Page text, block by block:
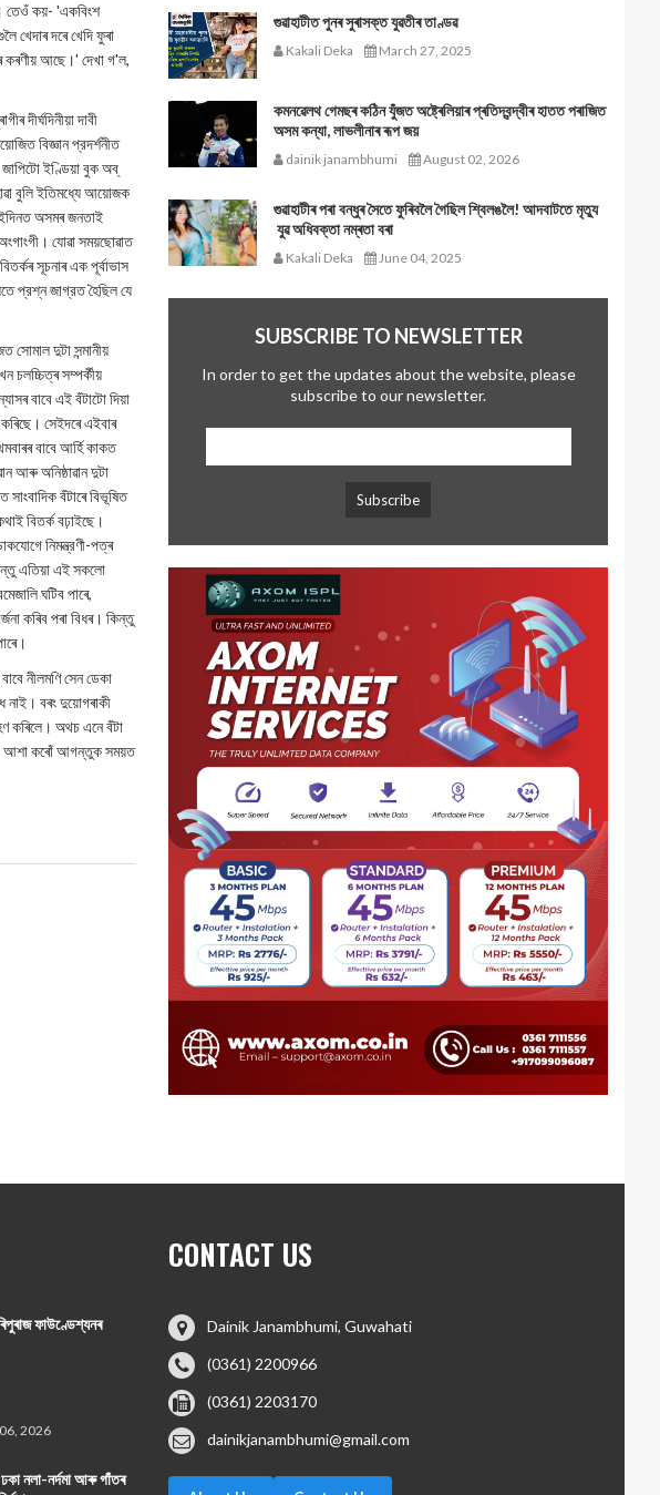
তেওঁ কয়- 'একবিংশ
খেদাৰ দৰে খেদি ফুৰা
কৰণীয় আছে।' দেখা গ'ল,
দীর্ঘদিনীয়া দাবী
বিজ্ঞান প্রদর্শনীত
জাপিটো ইণ্ডিয়া বুক অব্
বুলি ইতিমধ্যে আয়োজক
অসমৰ জনতাই
যোৱা সময়ছোৱাত
সূচনাৰ এক পূর্বাভাস
প্রশ্ন জাগ্রত হৈছিল যে
দুটা সন্মানীয়
চলচ্চিত্ৰ সম্পৰ্কীয়
বাবে এই বঁটাটো দিয়া
সেইদৰে এইবাৰ
বাবে আৰ্হি কাকত
আৰু অনিষ্ঠাৱান দুটা
বঁটাৰে বিভূষিত
বিতৰ্ক বঢ়াইছে।
নিমন্ত্রণী-পত্ৰ
এতিয়া এই সকলো
ঘটিব পাৰে,
কৰিব পৰা বিধৰ। কিন্তু
নীলমণি সেন ডেকা
নাই। বৰং দুয়োগৰাকী
কৰিলে। অথচ এনে বঁটা
আশা কৰোঁ আগন্তুক সময়ত
গুৱাহাটীত পুনৰ সুৰাসক্ত যুৱতীৰ তাণ্ডৱ
Kakali Deka March 27, 2025
কমনৱেলথ গেমছৰ কঠিন যুঁজত অষ্ট্ৰেলিয়াৰ প্ৰতিদ্বন্দ্বীৰ হাতত পৰাজিত
অসম কন্যা, লাভলীনাৰ ৰূপ জয়
dainik janambhumi August 02, 2026
গুৱাহাটীৰ পৰা বন্ধুৰ সৈতে ফুৰিবলৈ গৈছিল শ্বিলঙলৈ! আদবাটতে মৃত্যু
যুৱ অধিবক্তা নম্ৰতা বৰা
Kakali Deka June 04, 2025
SUBSCRIBE TO NEWSLETTER
In order to get the updates about the website, please
subscribe to our newsletter.
ফাউণ্ডেশ্যনৰ
2026
নলা-নৰ্দমা আৰু গাঁতৰ
CONTACT US
Dainik Janambhumi, Guwahati
(0361) 2200966
(0361) 2203170
dainikjanambhumi@gmail.com